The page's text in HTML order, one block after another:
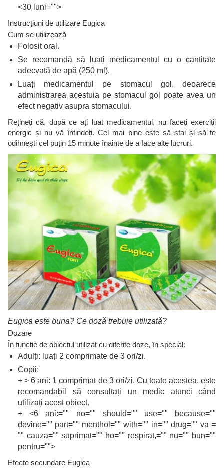
<30 luni="">
Instrucțiuni de utilizare Eugica
Cum se utilizează
Folosit oral.
Se recomandă să luați medicamentul cu o cantitate
adecvată de apă (250 ml).
Luați medicamentul pe stomacul gol, deoarece
administrarea acestuia pe stomacul gol poate avea un
efect negativ asupra stomacului.
Rețineți că, după ce ați luat medicamentul, nu faceți exerciții
energic și nu vă întindeți. Cel mai bine este să stai și să te
odihnești cel puțin 15 minute înainte de a face alte lucruri.
Eugica este buna? Ce doză trebuie utilizată?
Dozare
În funcție de obiectul utilizat cu diferite doze, în special:
Adulți: luați 2 comprimate de 3 ori/zi.
Copii:
+ > 6 ani: 1 comprimat de 3 ori/zi. Cu toate acestea, este
recomandabil să consultați un medic atunci când
utilizați acest obiect.
+ <6 ani:="" no="" should="" use="" because=""
devine="" part="" menthol="" with="" in="" drug="" va =
"" cauza="" suprimat="" ho="" respirat,="" nu="" bun=""
pentru="">
Efecte secundare Eugica